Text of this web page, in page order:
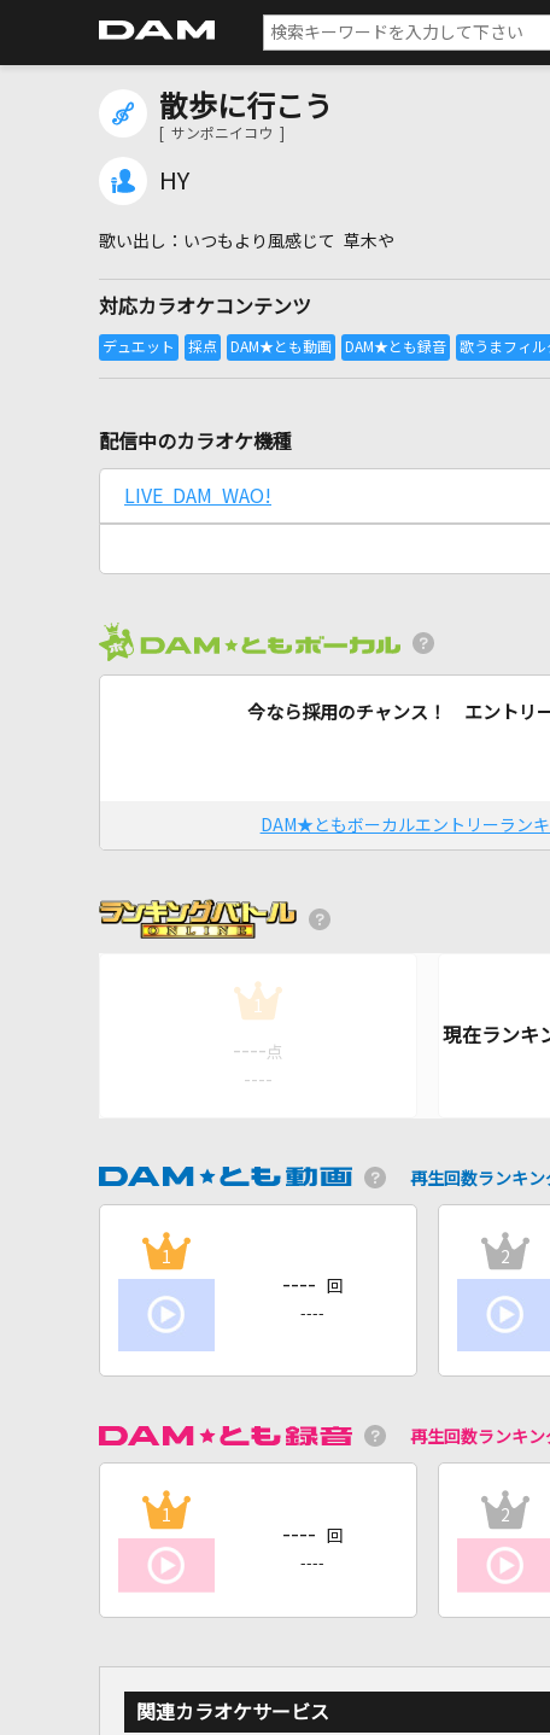
散歩に行こう
[ サンポニイコウ ]
HY
いつもより風感じて 草木や
対応カラオケコンテンツ
配信中のカラオケ機種
LIVE DAM WAO!
今なら採用のチャンス！ エントリ
DAM★ともボーカルエントリーラン
1
---- 点
----
再生回数ランキン
1
---- 回
----
2
再生回数ランキン
1
---- 回
----
2
関連カラオケサービス